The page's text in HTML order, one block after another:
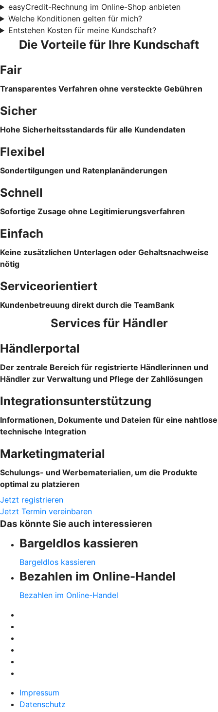
easyCredit-Rechnung im Online-Shop anbieten
Welche Konditionen gelten für mich?
Entstehen Kosten für meine Kundschaft?
Die Vorteile für Ihre Kundschaft
Fair
Transparentes Verfahren ohne versteckte Gebühren
Sicher
Hohe Sicherheitsstandards für alle Kundendaten
Flexibel
Sondertilgungen und Ratenplanänderungen
Schnell
Sofortige Zusage ohne Legitimierungsverfahren
Einfach
Keine zusätzlichen Unterlagen oder Gehaltsnachweise
nötig
Serviceorientiert
Kundenbetreuung direkt durch die TeamBank
Services für Händler
Händlerportal
Der zentrale Bereich für registrierte Händlerinnen und
Händler zur Verwaltung und Pflege der Zahllösungen
Integrationsunterstützung
Informationen, Dokumente und Dateien für eine nahtlose
technische Integration
Marketingmaterial
Schulungs- und Werbematerialien, um die Produkte
optimal zu platzieren
Jetzt registrieren
Jetzt Termin vereinbaren
Das könnte Sie auch interessieren
Bargeldlos kassieren
Bargeldlos kassieren
Bezahlen im Online-Handel
Bezahlen im Online-Handel
Impressum
Datenschutz